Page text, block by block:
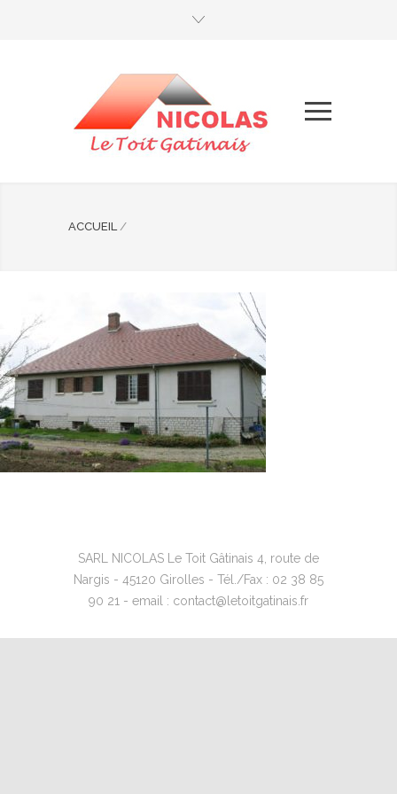
ACCUEIL /
SARL NICOLAS Le Toit Gâtinais 4, route de
Nargis - 45120 Girolles - Tél./Fax : 02 38 85
90 21 - email : contact@letoitgatinais.fr